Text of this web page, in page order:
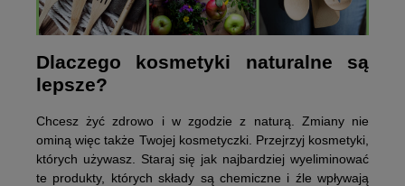
Dlaczego kosmetyki naturalne są
lepsze?
Chcesz żyć zdrowo i w zgodzie z naturą. Zmiany nie
ominą więc także Twojej kosmetyczki. Przejrzyj kosmetyki,
których używasz. Staraj się jak najbardziej wyeliminować
te produkty, których składy są chemiczne i źle wpływają